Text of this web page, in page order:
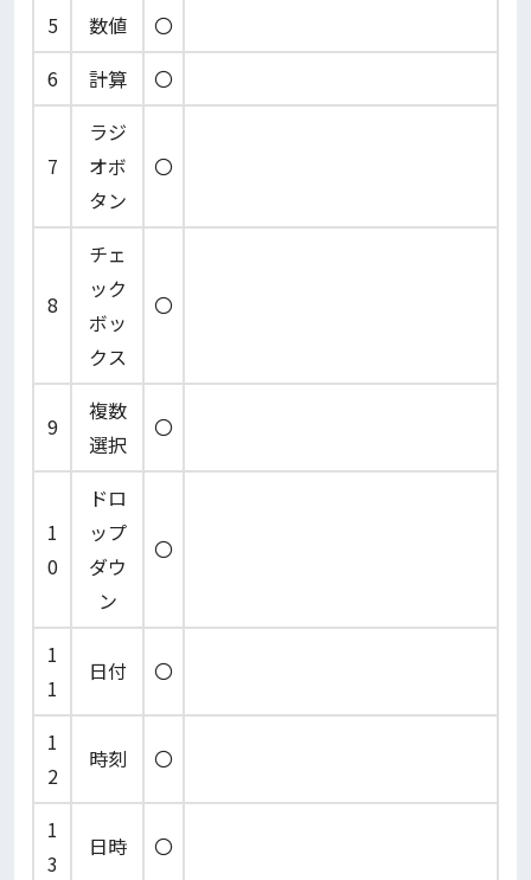
5 数値
〇
6
計算 〇
7
ラジ
オボ
タン
〇
8
チェ
ック
ボッ
クス
〇
9
複数
選択
〇
1
0
ドロ
ップ
ダウ
ン
〇
1
1
日付 〇
1
2
時刻 〇
1
3
日時 〇